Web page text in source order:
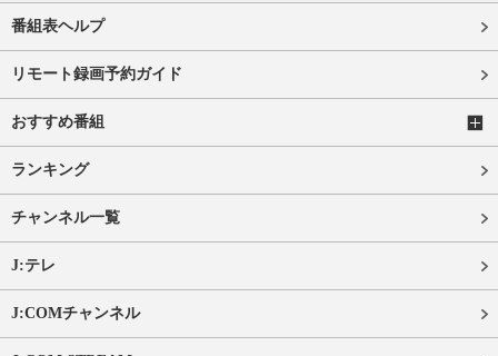
番組表ヘルプ
リモート録画予約ガイド
おすすめ番組
ランキング
チャンネル一覧
J:テレ
J:COMチャンネル